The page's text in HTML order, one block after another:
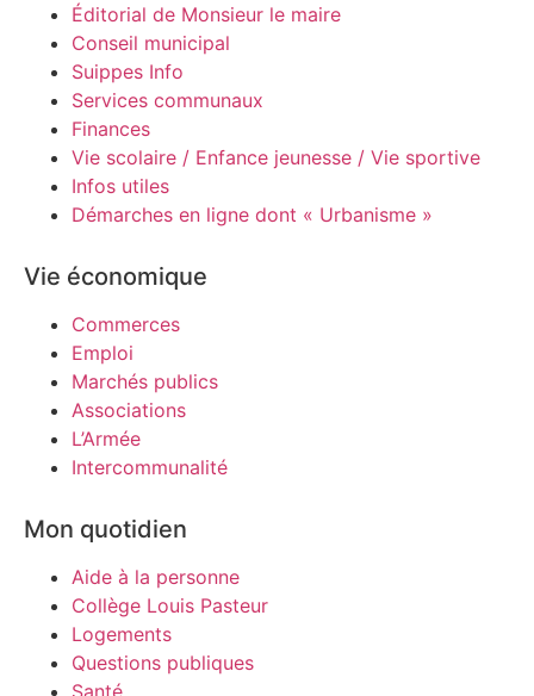
Éditorial de Monsieur le maire
Conseil municipal
Suippes Info
Services communaux
Finances
Vie scolaire / Enfance jeunesse / Vie sportive
Infos utiles
Démarches en ligne dont « Urbanisme »
Vie économique
Commerces
Emploi
Marchés publics
Associations
L’Armée
Intercommunalité
Mon quotidien
Aide à la personne
Collège Louis Pasteur
Logements
Questions publiques